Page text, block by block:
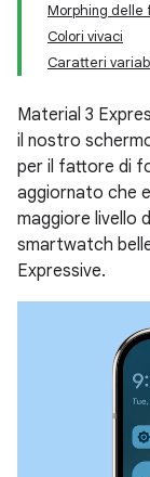
Morphing delle
Colori vivaci
Caratteri
Material 3
il nostro
per il fattore di
aggiornato che
maggiore livello
smartwatch
Expressive.